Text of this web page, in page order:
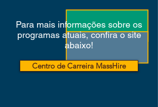
Para mais informações sobre os
programas atuais, confira o site
abaixo!
Centro de Carreira MassHire